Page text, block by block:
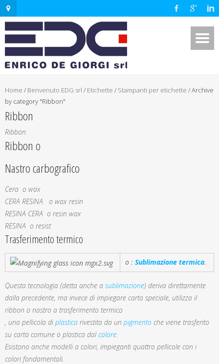
Home / Benvenuto EDG srl / Etichette / Stampanti per etichette /Archive
by category "Ribbon"
Ribbon
Ribbon
Ribbon o
Nastro carbografico
Cera o wax
CERA RESINA o wax resin
RESINA CERA o resin wax
RESINA o resist
Trasferimento termico
o : Sublimazione termica.
Questa tecnologia (detta anche a sublimazione) deriva direttamente
dalla precedente, ma invece di impiegare carta speciale, utilizza il
ribbon o nastro a trasferimento termico
, una pellicola di plastica rivestita da un pigmento che viene trasferito
su carta comune o plastica dalcalore.
Esistono anche modelli a colori, impieganti quattro pellicole con i
colori fondamentali.